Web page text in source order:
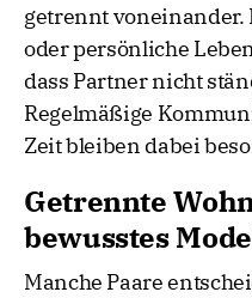
getrennt
oder persönliche
dass Partner nicht
Regelmäßige
Zeit bleiben dabei
Getrennte
bewusstes
Manche Paare